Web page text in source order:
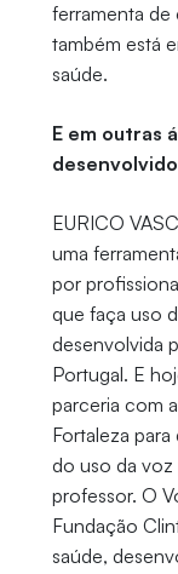
ferramenta de
também está
saúde.
E em outras
EURICO
uma
por
que faça uso
desenvolvida
Portugal. E
parceria com
Fortaleza
do uso da voz
professor. O
Fundação
saúde,